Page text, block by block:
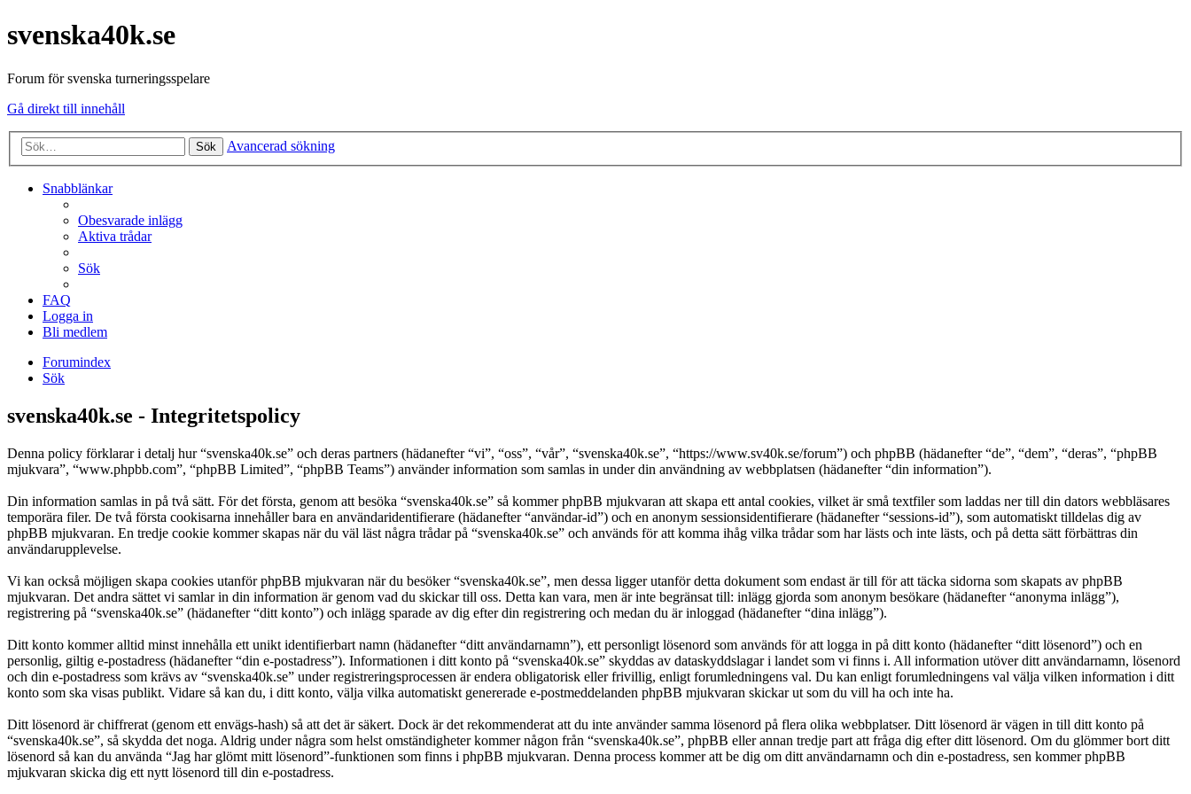
svenska40k.se
Forum för svenska turneringsspelare
Gå direkt till innehåll
Sök Avancerad sökning
Snabblänkar
Obesvarade inlägg
Aktiva trådar
Sök
FAQ
Logga in
Bli medlem
Forumindex
Sök
svenska40k.se - Integritetspolicy
Denna policy förklarar i detalj hur “svenska40k.se” och deras partners (hädanefter “vi”, “oss”, “vår”, “svenska40k.se”, “https://www.sv40k.se/forum”) och phpBB (hädanefter “de”, “dem”, “deras”, “phpBB
mjukvara”, “www.phpbb.com”, “phpBB Limited”, “phpBB Teams”) använder information som samlas in under din användning av webbplatsen (hädanefter “din information”).
Din information samlas in på två sätt. För det första, genom att besöka “svenska40k.se” så kommer phpBB mjukvaran att skapa ett antal cookies, vilket är små textfiler som laddas ner till din dators webbläsares
temporära filer. De två första cookisarna innehåller bara en användaridentifierare (hädanefter “användar-id”) och en anonym sessionsidentifierare (hädanefter “sessions-id”), som automatiskt tilldelas dig av
phpBB mjukvaran. En tredje cookie kommer skapas när du väl läst några trådar på “svenska40k.se” och används för att komma ihåg vilka trådar som har lästs och inte lästs, och på detta sätt förbättras din
användarupplevelse.
Vi kan också möjligen skapa cookies utanför phpBB mjukvaran när du besöker “svenska40k.se”, men dessa ligger utanför detta dokument som endast är till för att täcka sidorna som skapats av phpBB
mjukvaran. Det andra sättet vi samlar in din information är genom vad du skickar till oss. Detta kan vara, men är inte begränsat till: inlägg gjorda som anonym besökare (hädanefter “anonyma inlägg”),
registrering på “svenska40k.se” (hädanefter “ditt konto”) och inlägg sparade av dig efter din registrering och medan du är inloggad (hädanefter “dina inlägg”).
Ditt konto kommer alltid minst innehålla ett unikt identifierbart namn (hädanefter “ditt användarnamn”), ett personligt lösenord som används för att logga in på ditt konto (hädanefter “ditt lösenord”) och en
personlig, giltig e-postadress (hädanefter “din e-postadress”). Informationen i ditt konto på “svenska40k.se” skyddas av dataskyddslagar i landet som vi finns i. All information utöver ditt användarnamn, lösenord
och din e-postadress som krävs av “svenska40k.se” under registreringsprocessen är endera obligatorisk eller frivillig, enligt forumledningens val. Du kan enligt forumledningens val välja vilken information i ditt
konto som ska visas publikt. Vidare så kan du, i ditt konto, välja vilka automatiskt genererade e-postmeddelanden phpBB mjukvaran skickar ut som du vill ha och inte ha.
Ditt lösenord är chiffrerat (genom ett envägs-hash) så att det är säkert. Dock är det rekommenderat att du inte använder samma lösenord på flera olika webbplatser. Ditt lösenord är vägen in till ditt konto på
“svenska40k.se”, så skydda det noga. Aldrig under några som helst omständigheter kommer någon från “svenska40k.se”, phpBB eller annan tredje part att fråga dig efter ditt lösenord. Om du glömmer bort ditt
lösenord så kan du använda “Jag har glömt mitt lösenord”-funktionen som finns i phpBB mjukvaran. Denna process kommer att be dig om ditt användarnamn och din e-postadress, sen kommer phpBB
mjukvaran skicka dig ett nytt lösenord till din e-postadress.